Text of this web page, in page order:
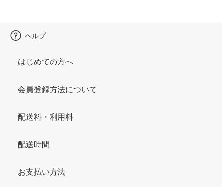
ヘルプ
はじめての方へ
会員登録方法について
配送料・利用料
配送時間
お支払い方法